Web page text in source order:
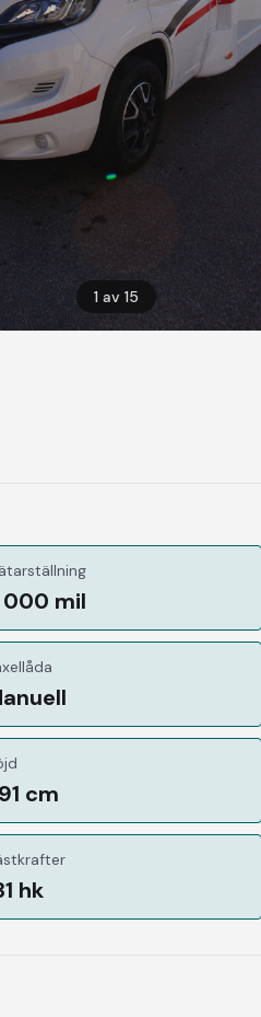
1 av15
000 mil
cm
hk